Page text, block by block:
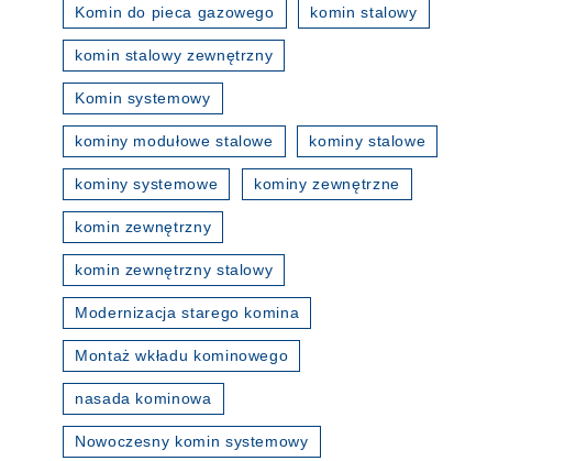
Komin do pieca gazowego komin stalowy
komin stalowy zewnętrzny
Komin systemowy
kominy modułowe stalowe kominy stalowe
kominy systemowe kominy zewnętrzne
komin zewnętrzny
komin zewnętrzny stalowy
Modernizacja starego komina
Montaż wkładu kominowego
nasada kominowa
Nowoczesny komin systemowy